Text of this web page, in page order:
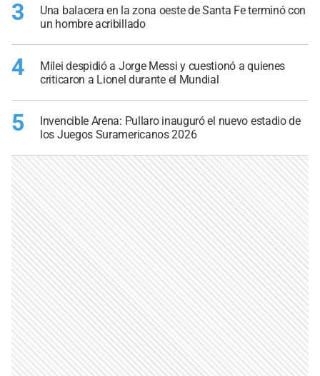
3
Una balacera en la zona oeste de Santa Fe terminó con
un hombre acribillado
4
Milei despidió a Jorge Messi y cuestionó a quienes
criticaron a Lionel durante el Mundial
5
Invencible Arena: Pullaro inauguró el nuevo estadio de
los Juegos Suramericanos 2026